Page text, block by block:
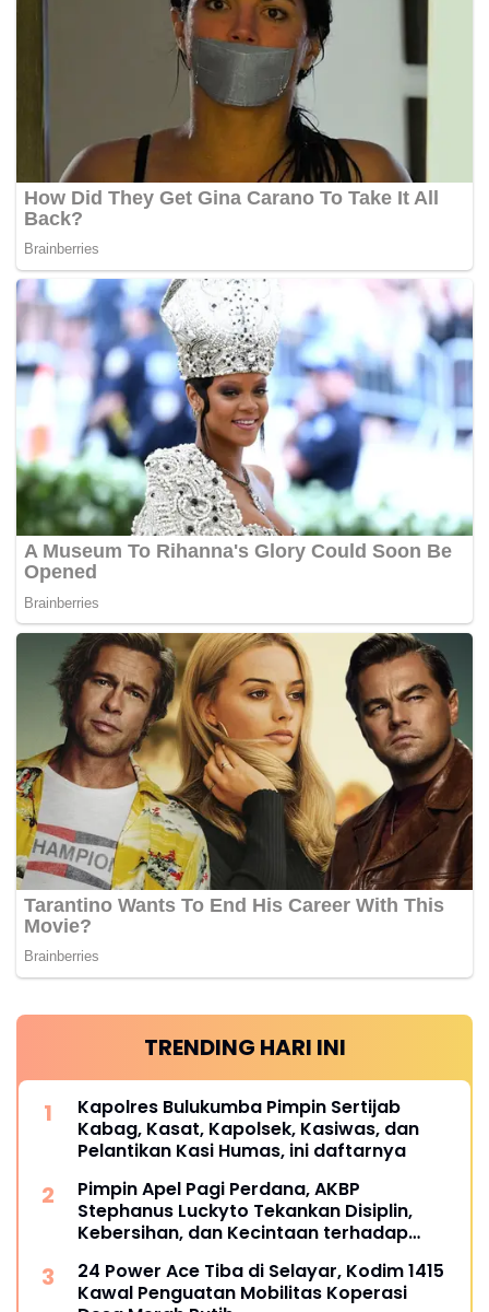
TRENDING HARI INI
Kapolres Bulukumba Pimpin Sertijab
Kabag, Kasat, Kapolsek, Kasiwas, dan
Pelantikan Kasi Humas, ini daftarnya
Pimpin Apel Pagi Perdana, AKBP
Stephanus Luckyto Tekankan Disiplin,
Kebersihan, dan Kecintaan terhadap
24 Power Ace Tiba di Selayar, Kodim 1415
Kawal Penguatan Mobilitas Koperasi